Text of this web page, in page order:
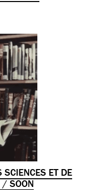
SCIENCES ET DE
/ SOON